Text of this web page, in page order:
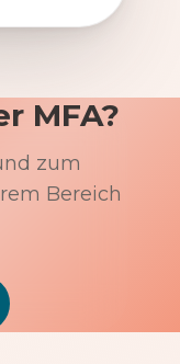
MFA?
zum
Bereich